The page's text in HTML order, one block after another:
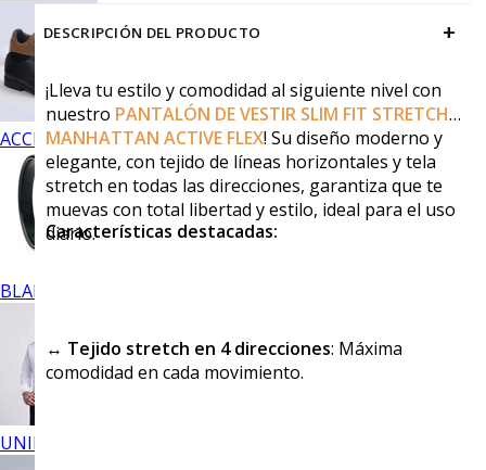
ACCESORIOS
BLANCOS
UNIFORMES
DESCRIPCIÓN DEL PRODUCTO +
¡Lleva tu estilo y comodidad al siguiente nivel con
nuestro PANTALÓN DE VESTIR SLIM FIT STRETCH
MANHATTAN ACTIVE FLEX! Su diseño moderno y
elegante, con tejido de líneas horizontales y tela
stretch en todas las direcciones, garantiza que te
muevas con total libertad y estilo, ideal para el uso
diario.
Características destacadas:
↔️ Tejido stretch en 4 direcciones: Máxima
comodidad en cada movimiento.